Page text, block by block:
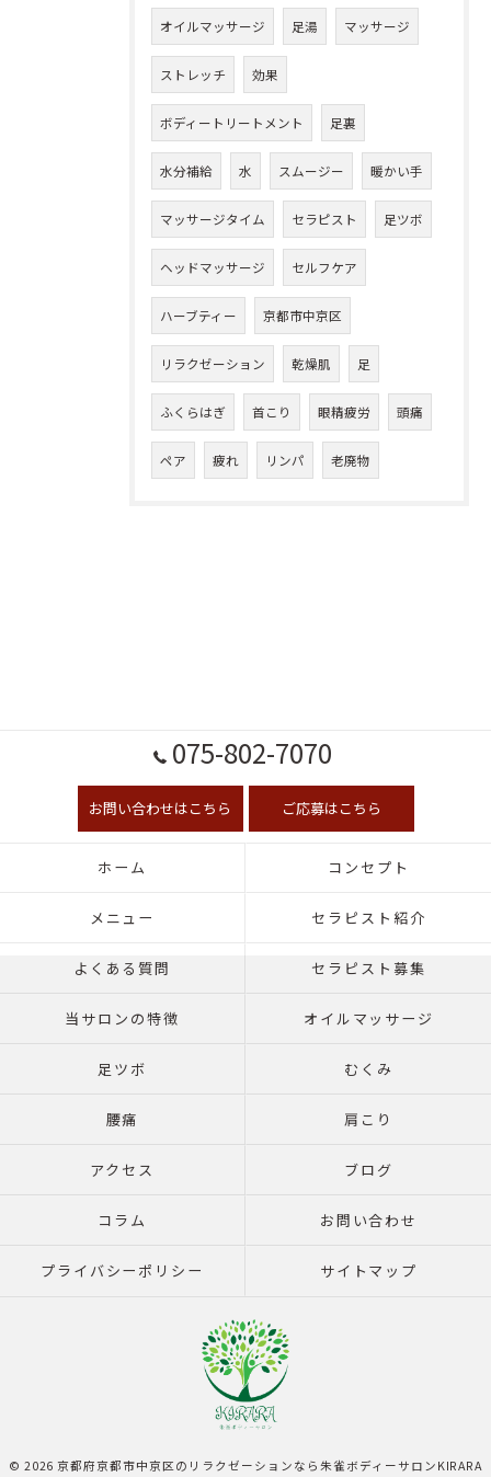
オイルマッサージ 足湯 マッサージ
ストレッチ 効果
ボディートリートメント 足裏
水分補給 水 スムージー 暖かい手
マッサージタイム セラピスト 足ツボ
ヘッドマッサージ セルフケア
ハーブティー 京都市中京区
リラクゼーション 乾燥肌 足
ふくらはぎ 首こり 眼精疲労 頭痛
ペア 疲れ リンパ 老廃物
075-802-7070
お問い合わせはこちら ご応募はこちら
ホーム コンセプト
メニュー セラピスト紹介
よくある質問 セラピスト募集
当サロンの特徴 オイルマッサージ
足ツボ むくみ
腰痛 肩こり
アクセス ブログ
コラム お問い合わせ
プライバシーポリシー サイトマップ
© 2026 京都府京都市中京区のリラクゼーションなら朱雀ボディーサロンKIRARA